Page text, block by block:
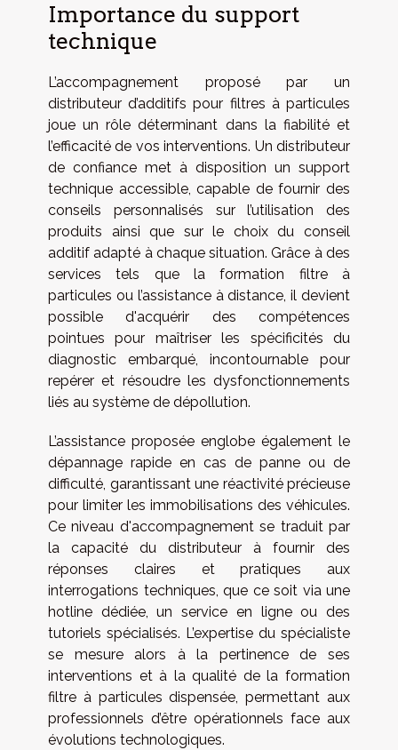
Importance du support
technique
L’accompagnement proposé par un
distributeur d’additifs pour filtres à particules
joue un rôle déterminant dans la fiabilité et
l’efficacité de vos interventions. Un distributeur
de confiance met à disposition un support
technique accessible, capable de fournir des
conseils personnalisés sur l’utilisation des
produits ainsi que sur le choix du conseil
additif adapté à chaque situation. Grâce à des
services tels que la formation filtre à
particules ou l’assistance à distance, il devient
possible d'acquérir des compétences
pointues pour maîtriser les spécificités du
diagnostic embarqué, incontournable pour
repérer et résoudre les dysfonctionnements
liés au système de dépollution.
L’assistance proposée englobe également le
dépannage rapide en cas de panne ou de
difficulté, garantissant une réactivité précieuse
pour limiter les immobilisations des véhicules.
Ce niveau d'accompagnement se traduit par
la capacité du distributeur à fournir des
réponses claires et pratiques aux
interrogations techniques, que ce soit via une
hotline dédiée, un service en ligne ou des
tutoriels spécialisés. L’expertise du spécialiste
se mesure alors à la pertinence de ses
interventions et à la qualité de la formation
filtre à particules dispensée, permettant aux
professionnels d’être opérationnels face aux
évolutions technologiques.